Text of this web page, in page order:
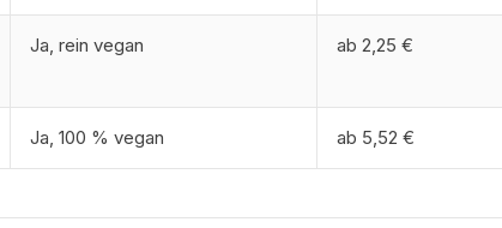
Ja, rein vegan ab 2,25 €
Ja, 100 % vegan ab 5,52 €